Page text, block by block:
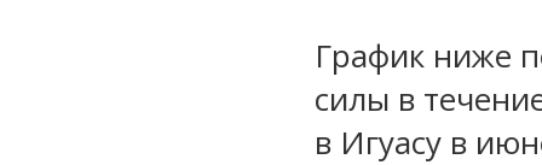
График ниже
силы в
в Игуасу в